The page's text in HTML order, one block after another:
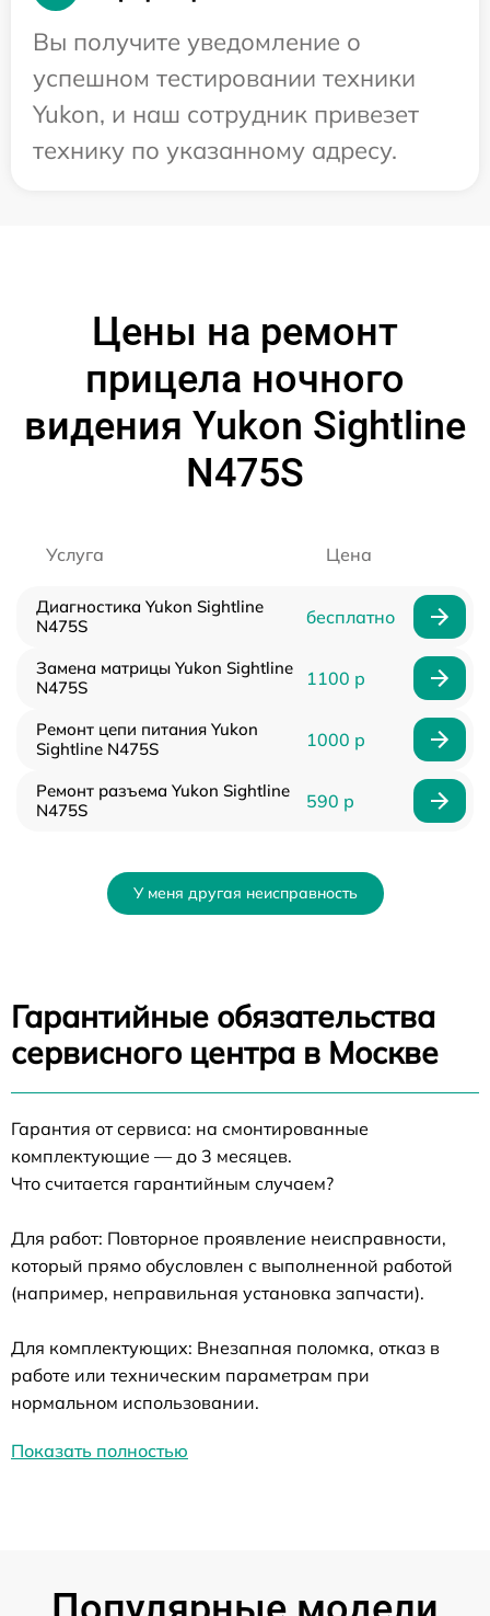
Вы получите уведомление о
успешном тестировании техники
Yukon, и наш сотрудник привезет
технику по указанному адресу.
Цены на ремонт
прицела ночного
видения Yukon Sightline
N475S
Услуга Цена
Диагностика Yukon Sightline
N475S
бесплатно
Замена матрицы Yukon Sightline
N475S
1100 р
Ремонт цепи питания Yukon
Sightline N475S
1000 р
Ремонт разъема Yukon Sightline
N475S
590 р
У меня другая неисправность
Гарантийные обязательства
сервисного центра в Москве
Гарантия от сервиса: на смонтированные
комплектующие — до 3 месяцев.
Что считается гарантийным случаем?
Для работ: Повторное проявление неисправности,
который прямо обусловлен с выполненной работой
(например, неправильная установка запчасти).
Для комплектующих: Внезапная поломка, отказ в
работе или техническим параметрам при
нормальном использовании.
Показать полностью